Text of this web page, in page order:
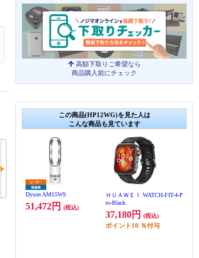
高額下取りご希望なら
商品購入前にチェック
この商品(HP12WG)を見た人は
こんな商品も見ています
Dyson AM15WS
51,472円 (税込)
ＨＵＡＷＥＩ WATCH-FIT-4-P
ro-Black
37,180円 (税込)
ポイント 10 ％付与
SwitchBot 空気清浄機Table ナチュ